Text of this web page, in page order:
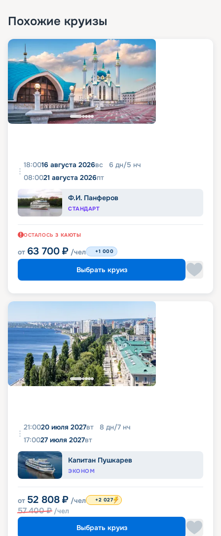
Похожие круизы
18:0016 августа 2026вс 6 дн/5 нч
08:0021 августа 2026пт
Ф.И. Панферов
СТАНДАРТ
ОСТАЛОСЬ 3 КАЮТЫ
от 63 700 ₽ /чел +1 000
Выбрать круиз
21:0020 июля 2027вт 8 дн/7 нч
17:0027 июля 2027вт
Капитан Пушкарев
ЭКОНОМ
от 52 808 ₽ /чел
57 400₽ /чел
+2 027
Выбрать круиз